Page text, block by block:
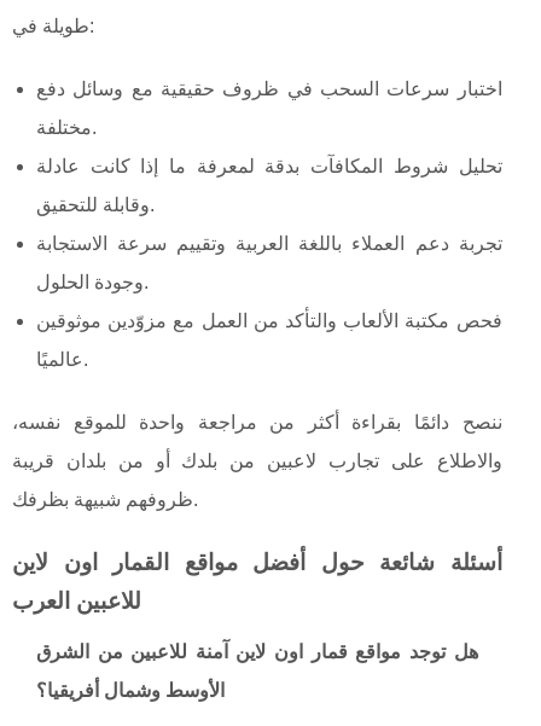
طويلة في:
اختبار سرعات السحب في ظروف حقيقية مع وسائل دفع
مختلفة.
تحليل شروط المكافآت بدقة لمعرفة ما إذا كانت عادلة
وقابلة للتحقيق.
تجربة دعم العملاء باللغة العربية وتقييم سرعة الاستجابة
وجودة الحلول.
فحص مكتبة الألعاب والتأكد من العمل مع مزوّدين موثوقين
عالميًا.
ننصح دائمًا بقراءة أكثر من مراجعة واحدة للموقع نفسه،
والاطلاع على تجارب لاعبين من بلدك أو من بلدان قريبة
ظروفهم شبيهة بظرفك.
أسئلة شائعة حول أفضل مواقع القمار اون لاين
للاعبين العرب
هل توجد مواقع قمار اون لاين آمنة للاعبين من الشرق
الأوسط وشمال أفريقيا؟